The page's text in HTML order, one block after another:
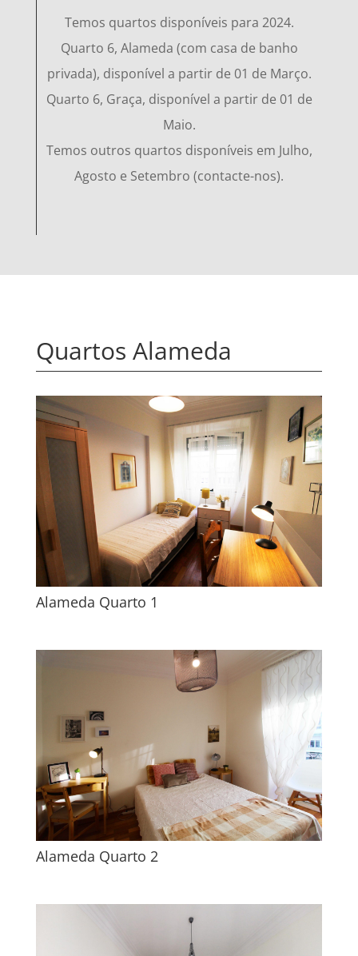
Temos quartos disponíveis para 2024.
Quarto 6, Alameda (com casa de banho
privada), disponível a partir de 01 de Março.
Quarto 6, Graça, disponível a partir de 01 de
Maio.
Temos outros quartos disponíveis em Julho,
Agosto e Setembro (contacte-nos).
Quartos Alameda
Alameda Quarto 1
Alameda Quarto 2